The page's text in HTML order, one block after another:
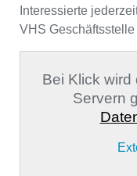
Interessierte
VHS
Bei Klick
Servern